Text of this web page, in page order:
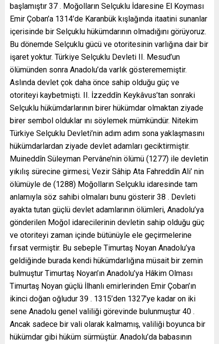
başlamıştır 37 . Moğolların Selçuklu İdaresine El Koyması
Emir Çoban’a 1314’de Karanbük kışlağında itaatini sunanlar
içerisinde bir Selçuklu hükümdarının olmadığını görüyoruz.
Bu dönemde Selçuklu gücü ve otoritesinin varlığına dair bir
işaret yoktur. Türkiye Selçuklu Devleti II. Mesud’un
ölümünden sonra Anadolu’da varlık gösterememiştir.
Aslında devlet çok daha önce sahip olduğu güç ve
otoriteyi kaybetmişti. II. İzzeddîn Keykâvus’tan sonraki
Selçuklu hükümdarlarının birer hükümdar olmaktan ziyade
birer sembol olduklar ını söylemek mümkündür. Nitekim
Türkiye Selçuklu Devleti’nin adım adım sona yaklaşmasını
hükümdarlardan ziyade devlet adamları geciktirmiştir.
Muineddîn Süleyman Pervâne’nin ölümü (1277) ile devletin
yıkılış sürecine girmesi; Vezir Sâhip Ata Fahreddîn Ali’ nin
ölümüyle de (1288) Moğolların Selçuklu idaresinde tam
anlamıyla söz sahibi olmaları bunu gösterir 38 . Devleti
ayakta tutan güçlü devlet adamlarının ölümleri, Anadolu’ya
gönderilen Moğol idarecilerinin devletin sahip olduğu güç
ve otoriteyi zaman içinde bütünüyle ele geçirmelerine
fırsat vermiştir. Bu sebeple Timurtaş Noyan Anadolu’ya
geldiğinde burada kendi hükümdarlığına müsait bir zemin
bulmuştur Timurtaş Noyan’ın Anadolu’ya Hâkim Olması
Timurtaş Noyan güçlü İlhanlı emirlerinden Emir Çoban’ın
ikinci doğan oğludur 39 . 1315’den 1327’ye kadar on iki
sene Anadolu genel valiliği görevinde bulunmuştur 40 .
Ancak sadece bir vali olarak kalmamış, valiliği boyunca bir
hükümdar gibi hüküm sürmüştür. Anadolu’da babasının